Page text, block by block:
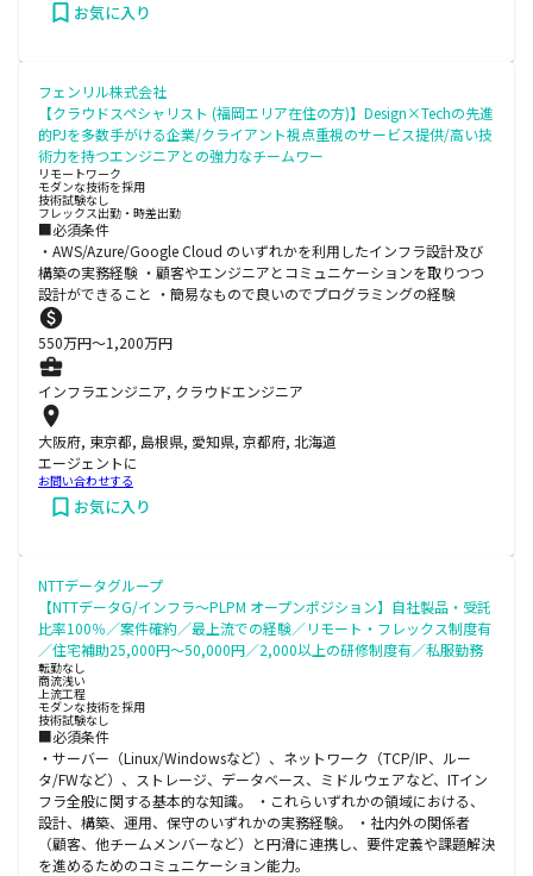
お気に入り
フェンリル株式会社
【クラウドスペシャリスト (福岡エリア在住の方)】Design×Techの先進
的PJを多数手がける企業/クライアント視点重視のサービス提供/高い技
術力を持つエンジニアとの強力なチームワー
リモートワーク
モダンな技術を採用
技術試験なし
フレックス出勤・時差出勤
■必須条件
・AWS/Azure/Google Cloud のいずれかを利用したインフラ設計及び
構築の実務経験 ・顧客やエンジニアとコミュニケーションを取りつつ
設計ができること ・簡易なもので良いのでプログラミングの経験
550万円〜1,200万円
インフラエンジニア, クラウドエンジニア
大阪府, 東京都, 島根県, 愛知県, 京都府, 北海道
エージェントに
お問い合わせする
お気に入り
NTTデータグループ
【NTTデータG/インフラ～PLPM オープンポジション】自社製品・受託
比率100％／案件確約／最上流での経験／リモート・フレックス制度有
／住宅補助25,000円～50,000円／2,000以上の研修制度有／私服勤務
転勤なし
商流浅い
上流工程
モダンな技術を採用
技術試験なし
■必須条件
・サーバー（Linux/Windowsなど）、ネットワーク（TCP/IP、ルー
タ/FWなど）、ストレージ、データベース、ミドルウェアなど、ITイン
フラ全般に関する基本的な知識。 ・これらいずれかの領域における、
設計、構築、運用、保守のいずれかの実務経験。 ・社内外の関係者
（顧客、他チームメンバーなど）と円滑に連携し、要件定義や課題解決
を進めるためのコミュニケーション能力。